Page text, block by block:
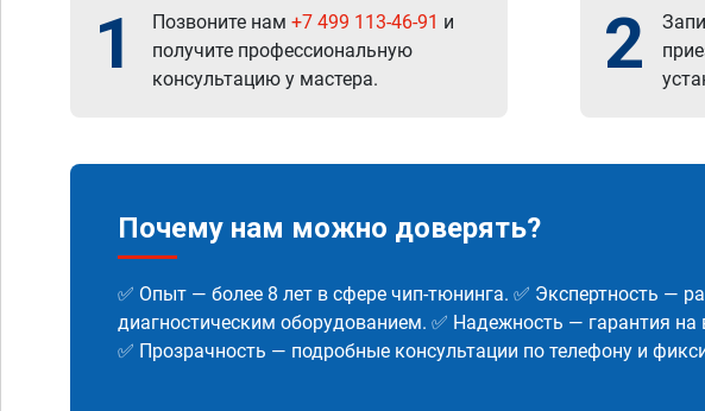
1 Позвоните нам +7 499 113-46-91 и
получите профессиональную
консультацию у мастера.
2
Почему нам можно доверять?
✅ Опыт — более 8 лет в сфере чип-тюнинга. ✅ Экспертность —
диагностическим оборудованием. ✅ Надежность — гарантия на
✅ Прозрачность — подробные консультации по телефону и